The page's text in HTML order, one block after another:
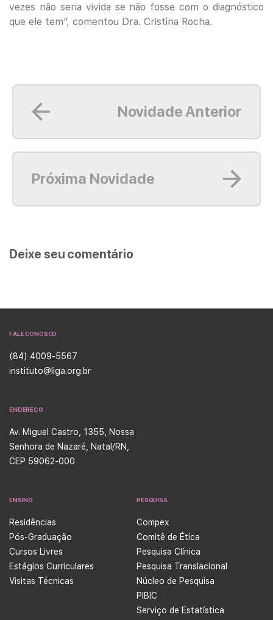
vezes não seria vivida se não fosse com o diagnóstico
que ele tem”, comentou Dra. Cristina Rocha.
Novidade Anterior
Próxima Novidade
Deixe seu comentário
FALE CONOSCO
(84) 4009-5567
instituto@liga.org.br
ENDEREÇO
Av. Miguel Castro, 1355, Nossa
Senhora de Nazaré, Natal/RN,
CEP 59062-000
ENSINO
Residências
Pós-Graduação
Cursos Livres
Estágios Curriculares
Visitas Técnicas
PESQUISA
Compex
Comitê de Ética
Pesquisa Clínica
Pesquisa Translacional
Núcleo de Pesquisa
PIBIC
Serviço de Estatística